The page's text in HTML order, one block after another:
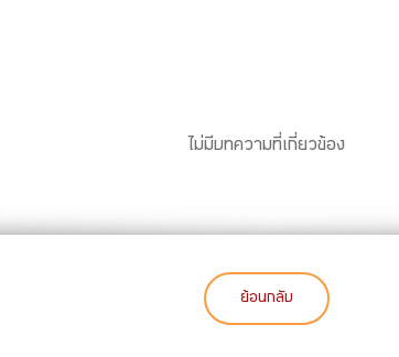
ไม่มีบทความที่เกี่ยวข้อง
ย้อนกลับ